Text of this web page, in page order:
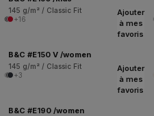
145 g/m² / Classic Fit
+16
Ajouter
à mes
favoris
B&C #E150 V /women
145 g/m² / Classic Fit
+3
Ajouter
à mes
favoris
B&C #E190 /women